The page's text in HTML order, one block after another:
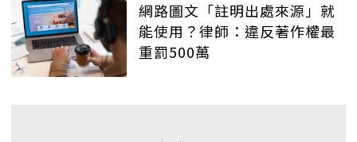
網路圖文「註明出處來源」就
能使用？律師：違反著作權最
重罰500萬